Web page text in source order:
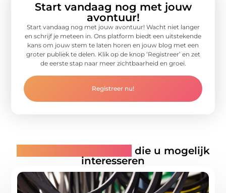
Start vandaag nog met jouw
avontuur!
Start vandaag nog met jouw avontuur! Wacht niet langer
en schrijf je meteen in. Ons platform biedt een uitstekende
kans om jouw stem te laten horen en jouw blog met een
groter publiek te delen. Klik op de knop ‘Registreer’ en zet
de eerste stap naar meer zichtbaarheid en groei.
Registreer nu!
die u mogelijk
interesseren